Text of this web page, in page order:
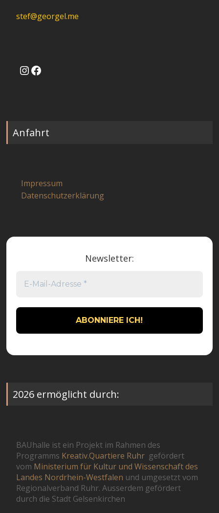
stef@georgel.me
Instagram
Facebook
Anfahrt
Impressum
Datenschutzerklärung
Newsletter:
2026 ermöglicht durch:
BAUhalle ist ein Projekt im Rahmen des
Programms Kreativ.Quartiere Ruhr gefördert
vom Ministerium für Kultur und Wissenschaft des
Landes Nordrhein-Westfalen und umgesetzt vom
Regionalverband Ruhr. Ausserdem gefördert
durch die Stadt Gelsenkirchen